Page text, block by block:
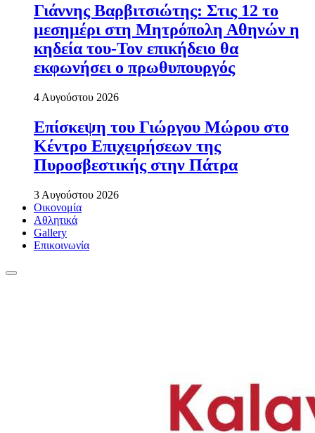
Γιάννης Βαρβιτσιώτης: Στις 12 το
μεσημέρι στη Μητρόπολη Αθηνών η
κηδεία του-Τον επικήδειο θα
εκφωνήσει ο πρωθυπουργός
4 Αυγούστου 2026
Επίσκεψη του Γιώργου Μώρου στο
Κέντρο Επιχειρήσεων της
Πυροσβεστικής στην Πάτρα
3 Αυγούστου 2026
Οικονομία
Αθλητικά
Gallery
Επικοινωνία